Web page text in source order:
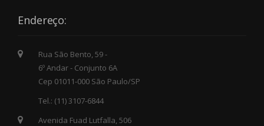
Endereço:
Rua São Bento, 59 -
6º Andar - Conjunto 6A
Cep 01011-000 São Paulo/SP
Tel.: (11) 3107-6844
Avenida Fuad Lutfalla, 506